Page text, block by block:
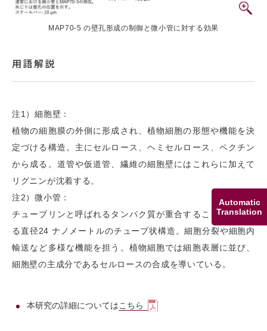
Automatic
Translation
MAP70-5 の壁孔形成の制御と微小管に対する効果
用語解説
注1）細胞壁：
植物の細胞膜の外側に形成され、植物細胞の形態や機能を決
定づける構造。主にセルロース、ヘミセルロース、ペクチン
から成る。道管や仮道管、繊維の細胞壁にはこれらに加えて
リグニンが沈着する。
注2）微小管：
チューブリンと呼ばれるタンパク質が重合することで作られ
る直径24 ナノメートルのチューブ状構造。細胞分裂や細胞内
輸送など多様な機能を担う。植物細胞では細胞表層に並び、
細胞壁の主成分であるセルロースの合成を導いている。
本研究の詳細についてはこちら